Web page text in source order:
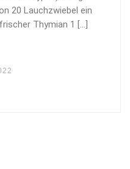
20 Lauchzwiebel ein
Thymian 1 […]